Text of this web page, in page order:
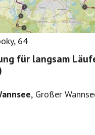
, 64
für langsam
, Großer